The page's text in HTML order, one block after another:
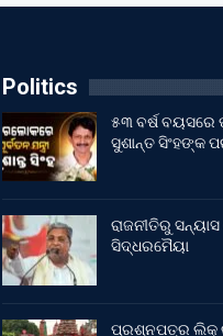
Politics
୫୩ ବର୍ଷ ବୟସରେ
ସୁଶାନ୍ତ ସିଂହଙ୍କ
ରାଜନୀତିରୁ
ସିଦ୍ଧରମୈୟା
ପ୍ରଶ୍ନପତ୍ର ଲିକ୍